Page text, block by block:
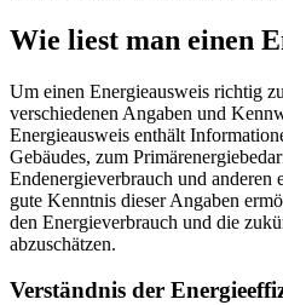
Wie liest man einen
Um einen Energieausweis richtig
verschiedenen Angaben und
Energieausweis enthält
Gebäudes, zum
Endenergieverbrauch und anderen
gute Kenntnis dieser Angaben
den Energieverbrauch und die
abzuschätzen.
Verständnis der